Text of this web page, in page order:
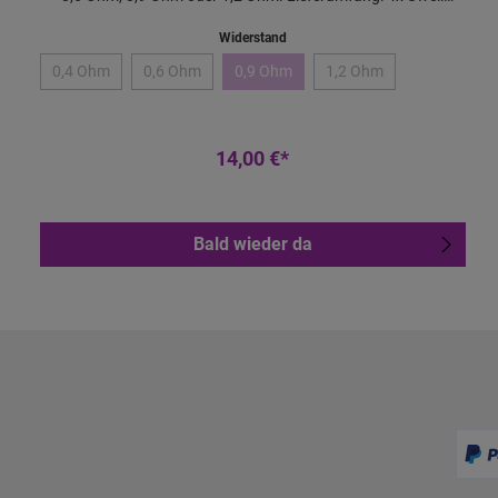
Widerstand
0,4 Ohm 0,6 Ohm 0,9 Ohm 1,2 Ohm
14,00 €*
Bald wieder da